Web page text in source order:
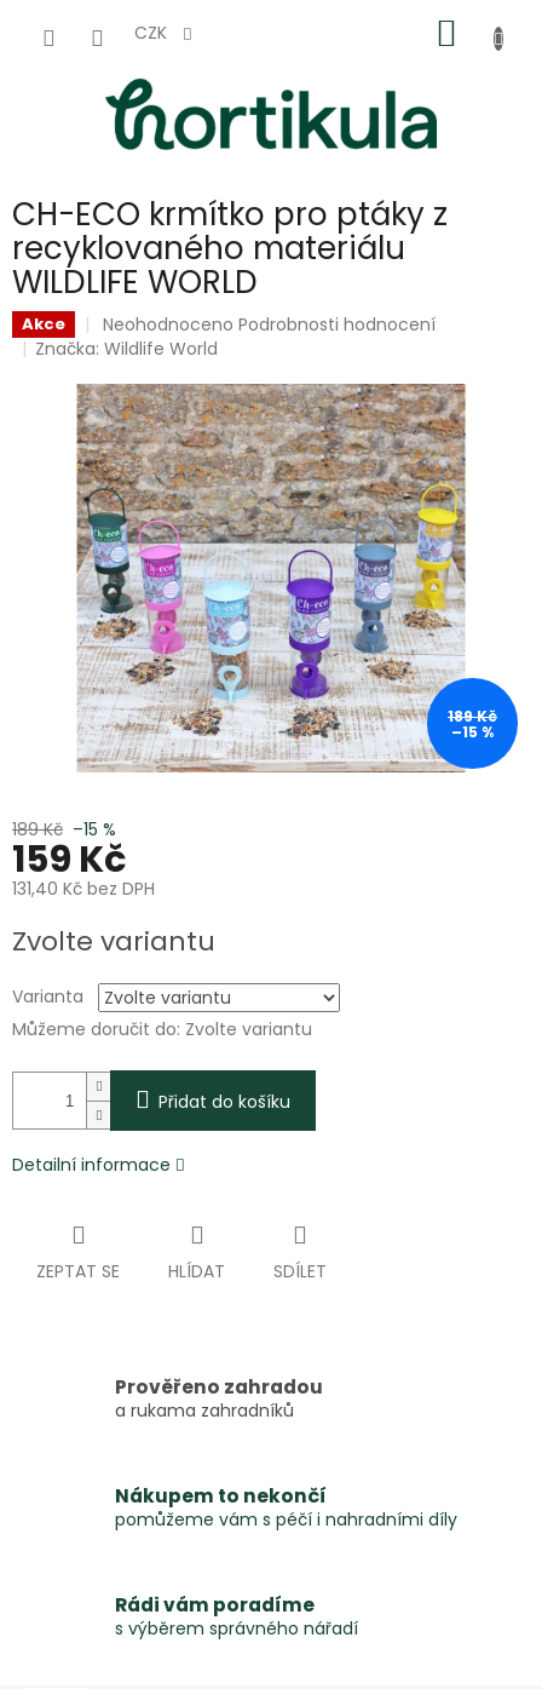
CZK
KOŠÍK
CH-ECO krmítko pro ptáky z
recyklovaného materiálu
WILDLIFE WORLD
Akce
Průměrné
hodnocení
je
0,0
z
5
hvězdiček.
Neohodnoceno Podrobnosti hodnocení
Značka:Wildlife World
189 Kč
–15 %
189 Kč –15 %
159 Kč
131,40 Kč bez DPH
cena:
Zvolte variantu
Varianta
Můžeme doručit do: Zvolte variantu
Přidat do košíku
Detailní informace
ZEPTAT SE HLÍDAT SDÍLET
Prověřeno zahradou
a rukama zahradníků
Nákupem to nekončí
pomůžeme vám s péčí i nahradními díly
Rádi vám poradíme
s výběrem správného nářadí